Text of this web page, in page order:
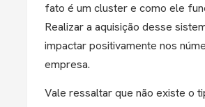
fato é um cluster e como ele
Realizar a aquisição desse
impactar positivamente nos
empresa.
Vale ressaltar que não existe o